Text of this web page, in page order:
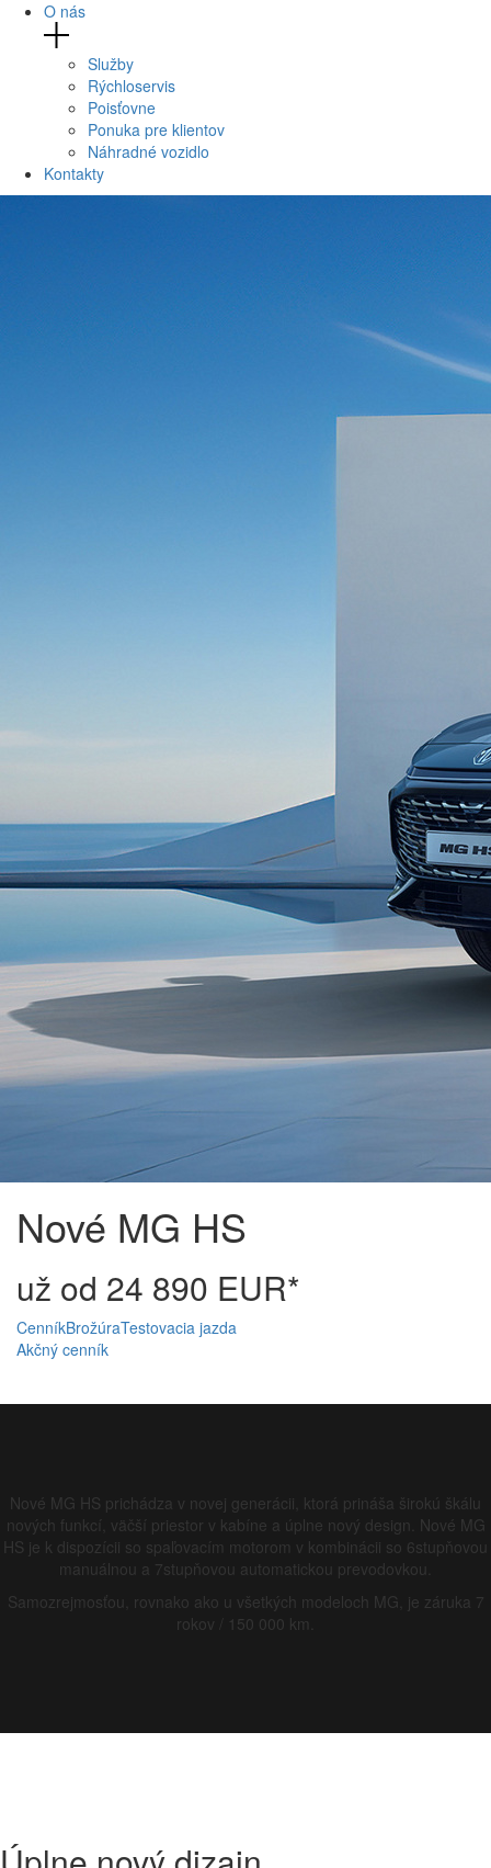
O nás
Služby
Rýchloservis
Poisťovne
Ponuka pre klientov
Náhradné vozidlo
Kontakty
Nové MG HS
už od 24 890 EUR*
CenníkBrožúraTestovacia jazda
Akčný cenník
Nové MG HS prichádza v novej generácii, ktorá prináša širokú škálu
nových funkcí, väčší priestor v kabíne a úplne nový design. Nové MG
HS je k dispozícii so spaľovacím motorom v kombinácii so 6stupňovou
manuálnou a 7stupňovou automatickou prevodovkou.
Samozrejmosťou, rovnako ako u všetkých modeloch MG, je záruka 7
rokov / 150 000 km.